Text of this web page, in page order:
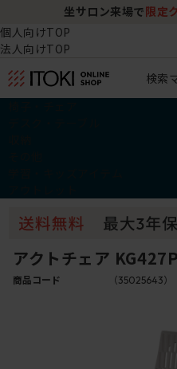
坐サロン来場で 限定
個人向けTOP
法人向けTOP
検索
アクトチェア
商品コード （35025643）